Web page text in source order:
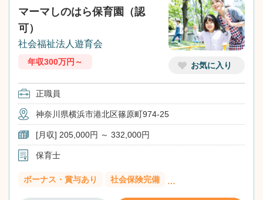
お気に入り
マーマしのはら保育園（認
可）
社会福祉法人遊育会
年収300万円～
正職員
神奈川県横浜市港北区篠原町974-25
[月収] 205,000円 ～ 332,000円
保育士
ボーナス・賞与あり 社会保険完備 …